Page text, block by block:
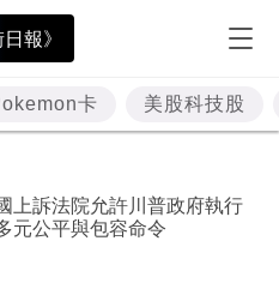
報》
卡 美股科技股
上訴法院允許川普政府執行
元公平與包容命令